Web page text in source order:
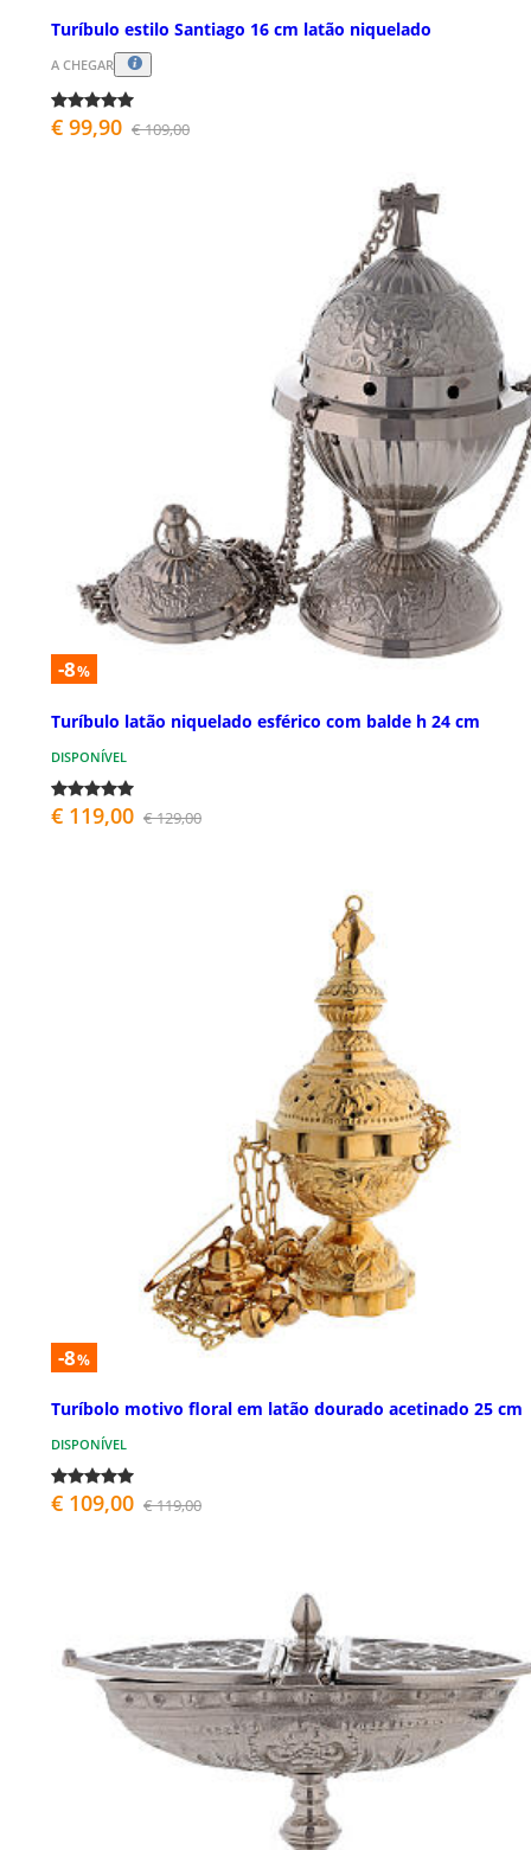
Turíbulo estilo Santiago 16 cm latão niquelado
A CHEGAR
€ 99,90 € 109,00
-8%
Turíbulo latão niquelado esférico com balde h 24 cm
DISPONÍVEL
€ 119,00 € 129,00
-8%
Turíbolo motivo floral em latão dourado acetinado 25 cm
DISPONÍVEL
€ 109,00 € 119,00